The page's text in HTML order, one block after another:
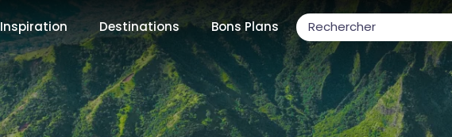
Inspiration Destinations Bons Plans
📍 Destinations populaires